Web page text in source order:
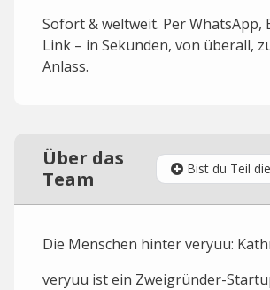
Sofort & weltweit. Per WhatsApp,
Link – in Sekunden, von überall,
Anlass.
Über das
Team
Bist du Teil
Die Menschen hinter veryuu:
veryuu ist ein Zweigründer-